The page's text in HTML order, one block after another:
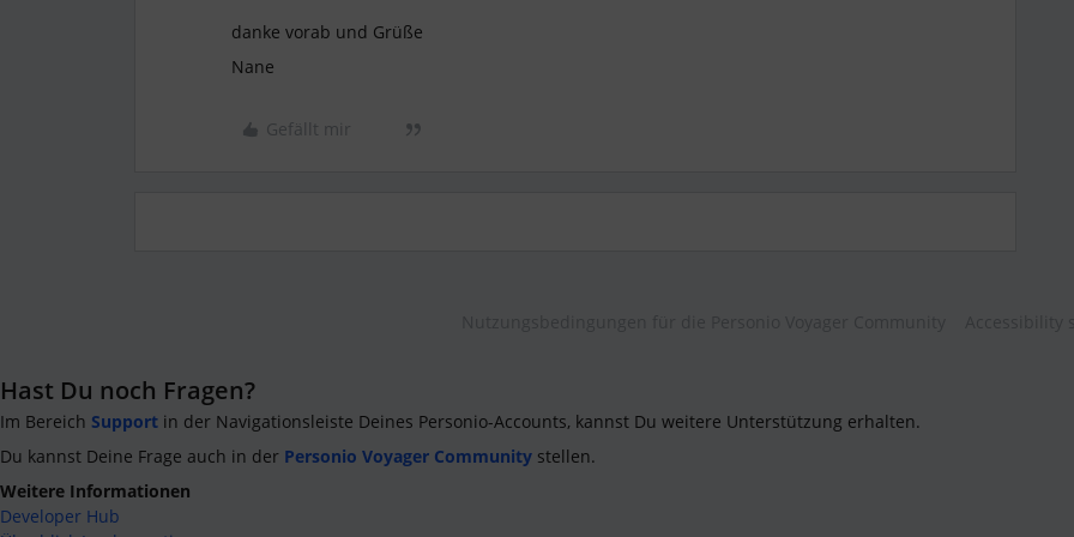
danke vorab und Grüße
Nane
Gefällt mir
Hast Du noch Fragen?
Im Bereich Support in der Navigationsleiste Deines Personio-Accounts, kannst Du weitere Unterstützung erhalten.
Du kannst Deine Frage auch in der Personio Voyager Community stellen.
Weitere Informationen
Developer Hub